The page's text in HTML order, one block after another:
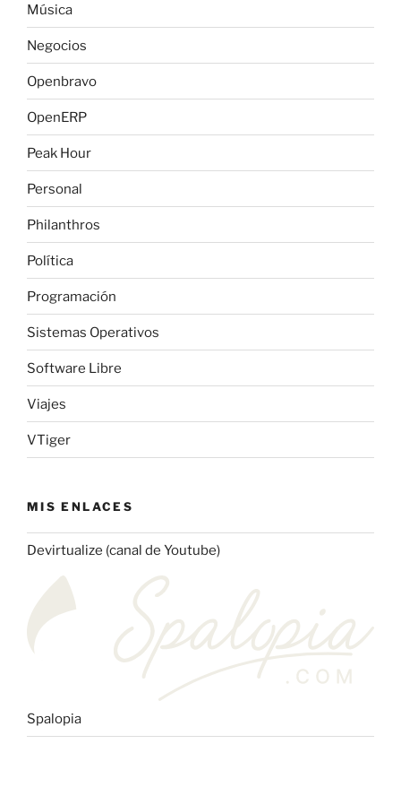
Música
Negocios
Openbravo
OpenERP
Peak Hour
Personal
Philanthros
Política
Programación
Sistemas Operativos
Software Libre
Viajes
VTiger
MIS ENLACES
Devirtualize (canal de Youtube)
Spalopia